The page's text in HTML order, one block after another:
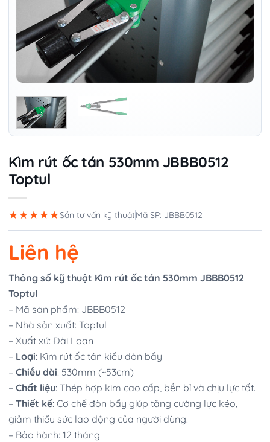
Kìm rút ốc tán 530mm JBBB0512
Toptul
★★★★★Sẵn tư vấn kỹ thuậtMã SP: JBBB0512
Liên hệ
Thông số kỹ thuật Kìm rút ốc tán 530mm JBBB0512
Toptul
– Mã sản phẩm: JBBB0512
– Nhà sản xuất: Toptul
– Xuất xứ: Đài Loan
– Loại: Kìm rút ốc tán kiểu đòn bẩy
– Chiều dài: 530mm (~53cm)
– Chất liệu: Thép hợp kim cao cấp, bền bỉ và chịu lực tốt.
– Thiết kế: Cơ chế đòn bẩy giúp tăng cường lực kéo,
giảm thiểu sức lao động của người dùng.
– Bảo hành: 12 tháng